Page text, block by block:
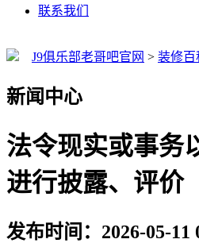
联系我们
J9俱乐部老哥吧官网 > 装修百
新闻中心
法令现实或事务
进行披露、评价
发布时间：2026-05-11